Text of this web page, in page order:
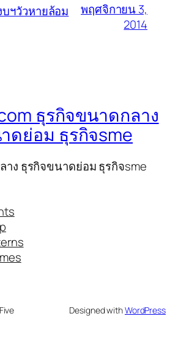
ฯวัวหายล้อม
พฤศจิกายน 3,
2014
ธุรกิจขนาดกลาง
ดย่อม ธุรกิจsme
าง ธุรกิจขนาดย่อม ธุรกิจsme
Designed withWordPress